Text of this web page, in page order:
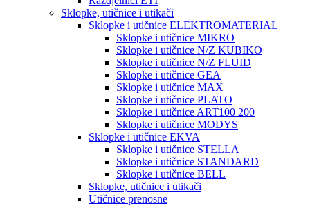
Sklopke, utičnice i utikači
Sklopke i utičnice ELEKTROMATERIAL
Sklopke i utičnice MIKRO
Sklopke i utičnice N/Z KUBIKO
Sklopke i utičnice N/Z FLUID
Sklopke i utičnice GEA
Sklopke i utičnice MAX
Sklopke i utičnice PLATO
Sklopke i utičnice ART100 200
Sklopke i utičnice MODYS
Sklopke i utičnice EKVA
Sklopke i utičnice STELLA
Sklopke i utičnice STANDARD
Sklopke i utičnice BELL
Sklopke, utičnice i utikači
Utičnice prenosne